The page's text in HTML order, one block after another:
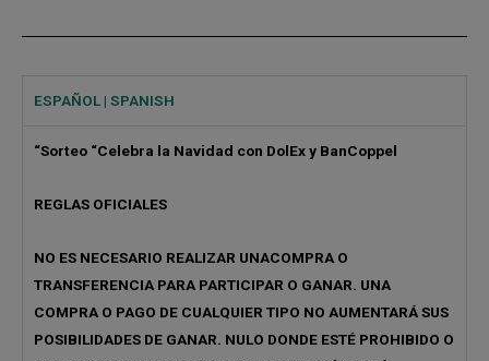
ESPAÑOL | SPANISH
“Sorteo “Celebra la Navidad con DolEx y BanCoppel
REGLAS OFICIALES
NO ES NECESARIO REALIZAR UNACOMPRA O
TRANSFERENCIA PARA PARTICIPAR O GANAR. UNA
COMPRA O PAGO DE CUALQUIER TIPO NO AUMENTARÁ SUS
POSIBILIDADES DE GANAR. NULO DONDE ESTÉ PROHIBIDO O